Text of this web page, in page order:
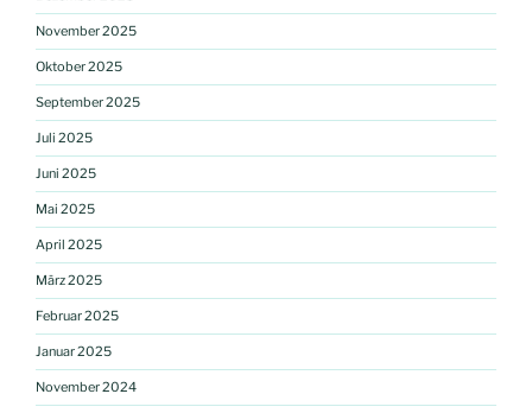
November 2025
Oktober 2025
September 2025
Juli 2025
Juni 2025
Mai 2025
April 2025
März 2025
Februar 2025
Januar 2025
November 2024